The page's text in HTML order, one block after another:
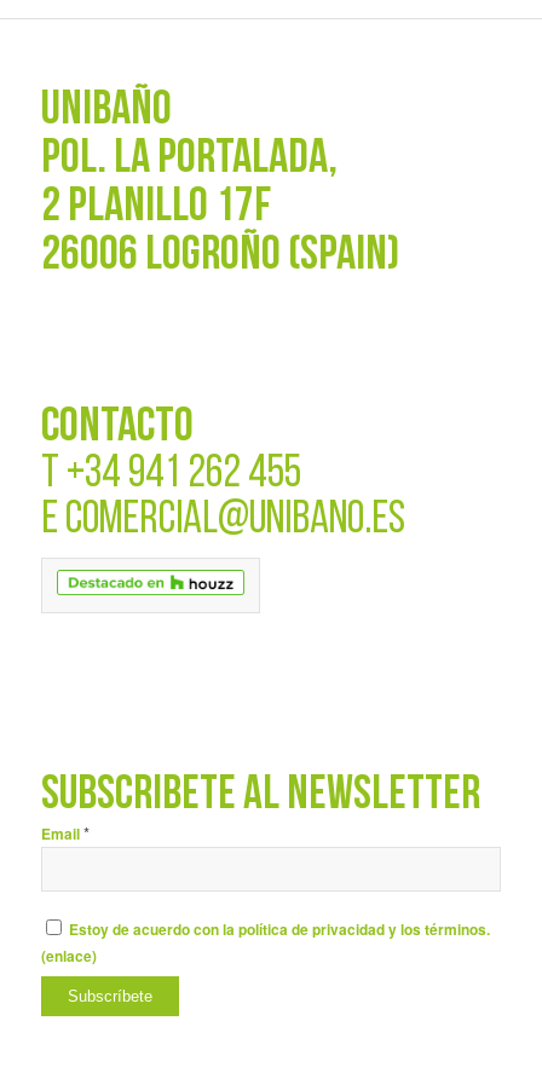
UNIBAÑO
POL. La Portalada,
2 PLANILLO 17F
26006 LOGROÑO (SPAIN)
CONTACTO
T +34 941 262 455
E COMERCIAL@UNIBANO.ES
SUBSCRÍBETE AL NEWSLETTER
Email*
Estoy de acuerdo con la política de privacidad y los términos.
(enlace)